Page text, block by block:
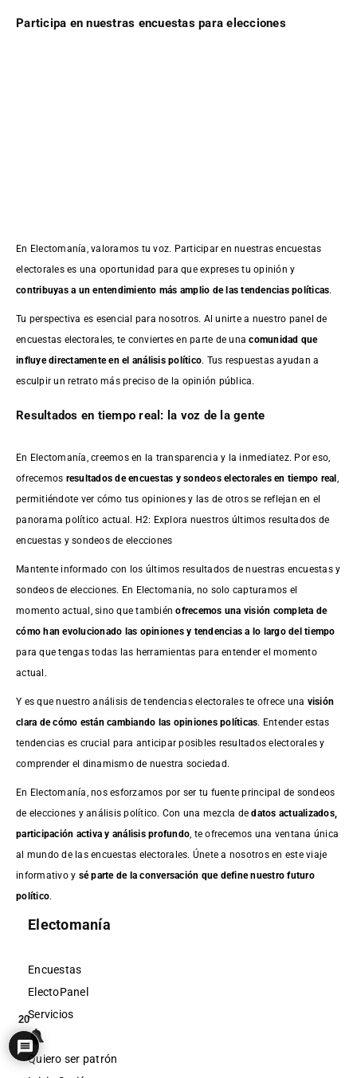
Participa en nuestras encuestas para elecciones
En Electomanía, valoramos tu voz. Participar en nuestras encuestas
electorales es una oportunidad para que expreses tu opinión y
contribuyas a un entendimiento más amplio de las tendencias políticas.
Tu perspectiva es esencial para nosotros. Al unirte a nuestro panel de
encuestas electorales, te conviertes en parte de unacomunidad que
influye directamente en el análisis político. Tus respuestas ayudan a
esculpir un retrato más preciso de la opinión pública.
Resultados en tiempo real: la voz de la gente
En Electomanía, creemos en la transparencia y la inmediatez. Por eso,
ofrecemos resultados deencuestas y sondeos electorales en tiempo real
permitiéndote ver cómo tus opiniones y las de otros se reflejan en el
panorama político actual. H2: Explora nuestros últimos resultados de
encuestas y sondeos de elecciones
Mantente informado con los últimos resultados de nuestras encuestasy
sondeos de elecciones. En Electomania, no solo capturamos el
momento actual, sino que tambiénofrecemos una visión completa de
cómo han evolucionado las opiniones y tendencias a lo largo del tiempo
para que tengas todas las herramientas para entender el momento
actual.
Y es que nuestro análisis de tendencias electorales te ofrece una visión
clara de cómo están cambiando las opiniones políticas. Entender estas
tendencias es crucial para anticipar posibles resultados electorales y
comprender el dinamismo de nuestra sociedad.
En Electomanía, nos esforzamos por ser tu fuente principal de sondeos
de elecciones y análisis político. Con una mezcla dedatos actualizados,
participación activa y análisis profundo , te ofrecemos una ventana única
al mundo de las encuestas electorales. Únete a nosotros en este viaje
informativo y sé parte de la conversación que define nuestro futuro
político.
Electomanía
Encuestas
ElectoPanel
Servicios
Quiero ser patrón
20